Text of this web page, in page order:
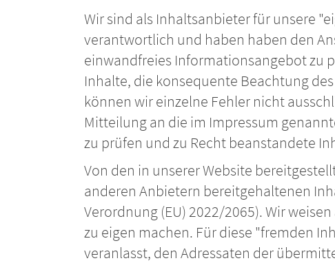
Wir sind als Inhaltsanbieter für unsere
verantwortlich und haben haben den
einwandfreies Informationsangebot zu
Inhalte, die konsequente Beachtung
können wir einzelne Fehler nicht
Mitteilung an die im Impressum
zu prüfen und zu Recht beanstandete
Von den in unserer Website
anderen Anbietern bereitgehaltenen
Verordnung (EU) 2022/2065). Wir
zu eigen machen. Für diese "fremden
veranlasst, den Adressaten der